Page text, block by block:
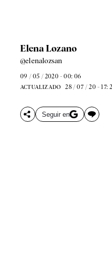
Elena Lozano
@elenalozsan
09 / 05 / 2020 - 00: 06
ACTUALIZADO 28 / 07 / 20 - 17:
Seguir en